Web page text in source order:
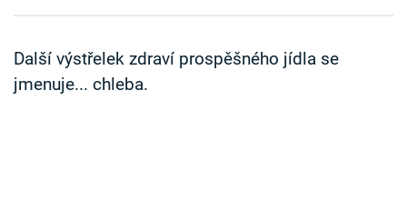
Další výstřelek zdraví prospěšného jídla se
jmenuje... chleba.